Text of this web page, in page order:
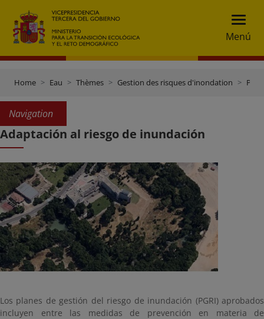
Menú
Home Eau Thèmes Gestion des risques d'inondation Plans de gestion des risques d'inondation
Navigation
Adaptación al riesgo de inundación
Los planes de gestión del riesgo de inundación (PGRI) aprobados
incluyen entre las medidas de prevención en materia de